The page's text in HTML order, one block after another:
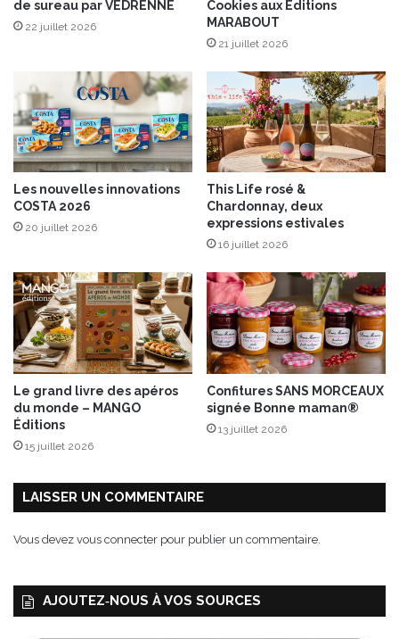
t
a
o
c
o
l
a
t
n
o
p
o
u
r
l
s
f
è
g
de sureau par VEDRENNE
22 juillet 2026
Cookies aux Éditions
MARABOUT
21 juillet 2026
Les nouvelles innovations
COSTA 2026
20 juillet 2026
This Life rosé &
Chardonnay, deux
expressions estivales
16 juillet 2026
Le grand livre des apéros
du monde – MANGO
Éditions
15 juillet 2026
Confitures SANS MORCEAUX
signée Bonne maman®
13 juillet 2026
LAISSER UN COMMENTAIRE
Vous devez vous connecter pour publier un commentaire.
AJOUTEZ‑NOUS À VOS SOURCES